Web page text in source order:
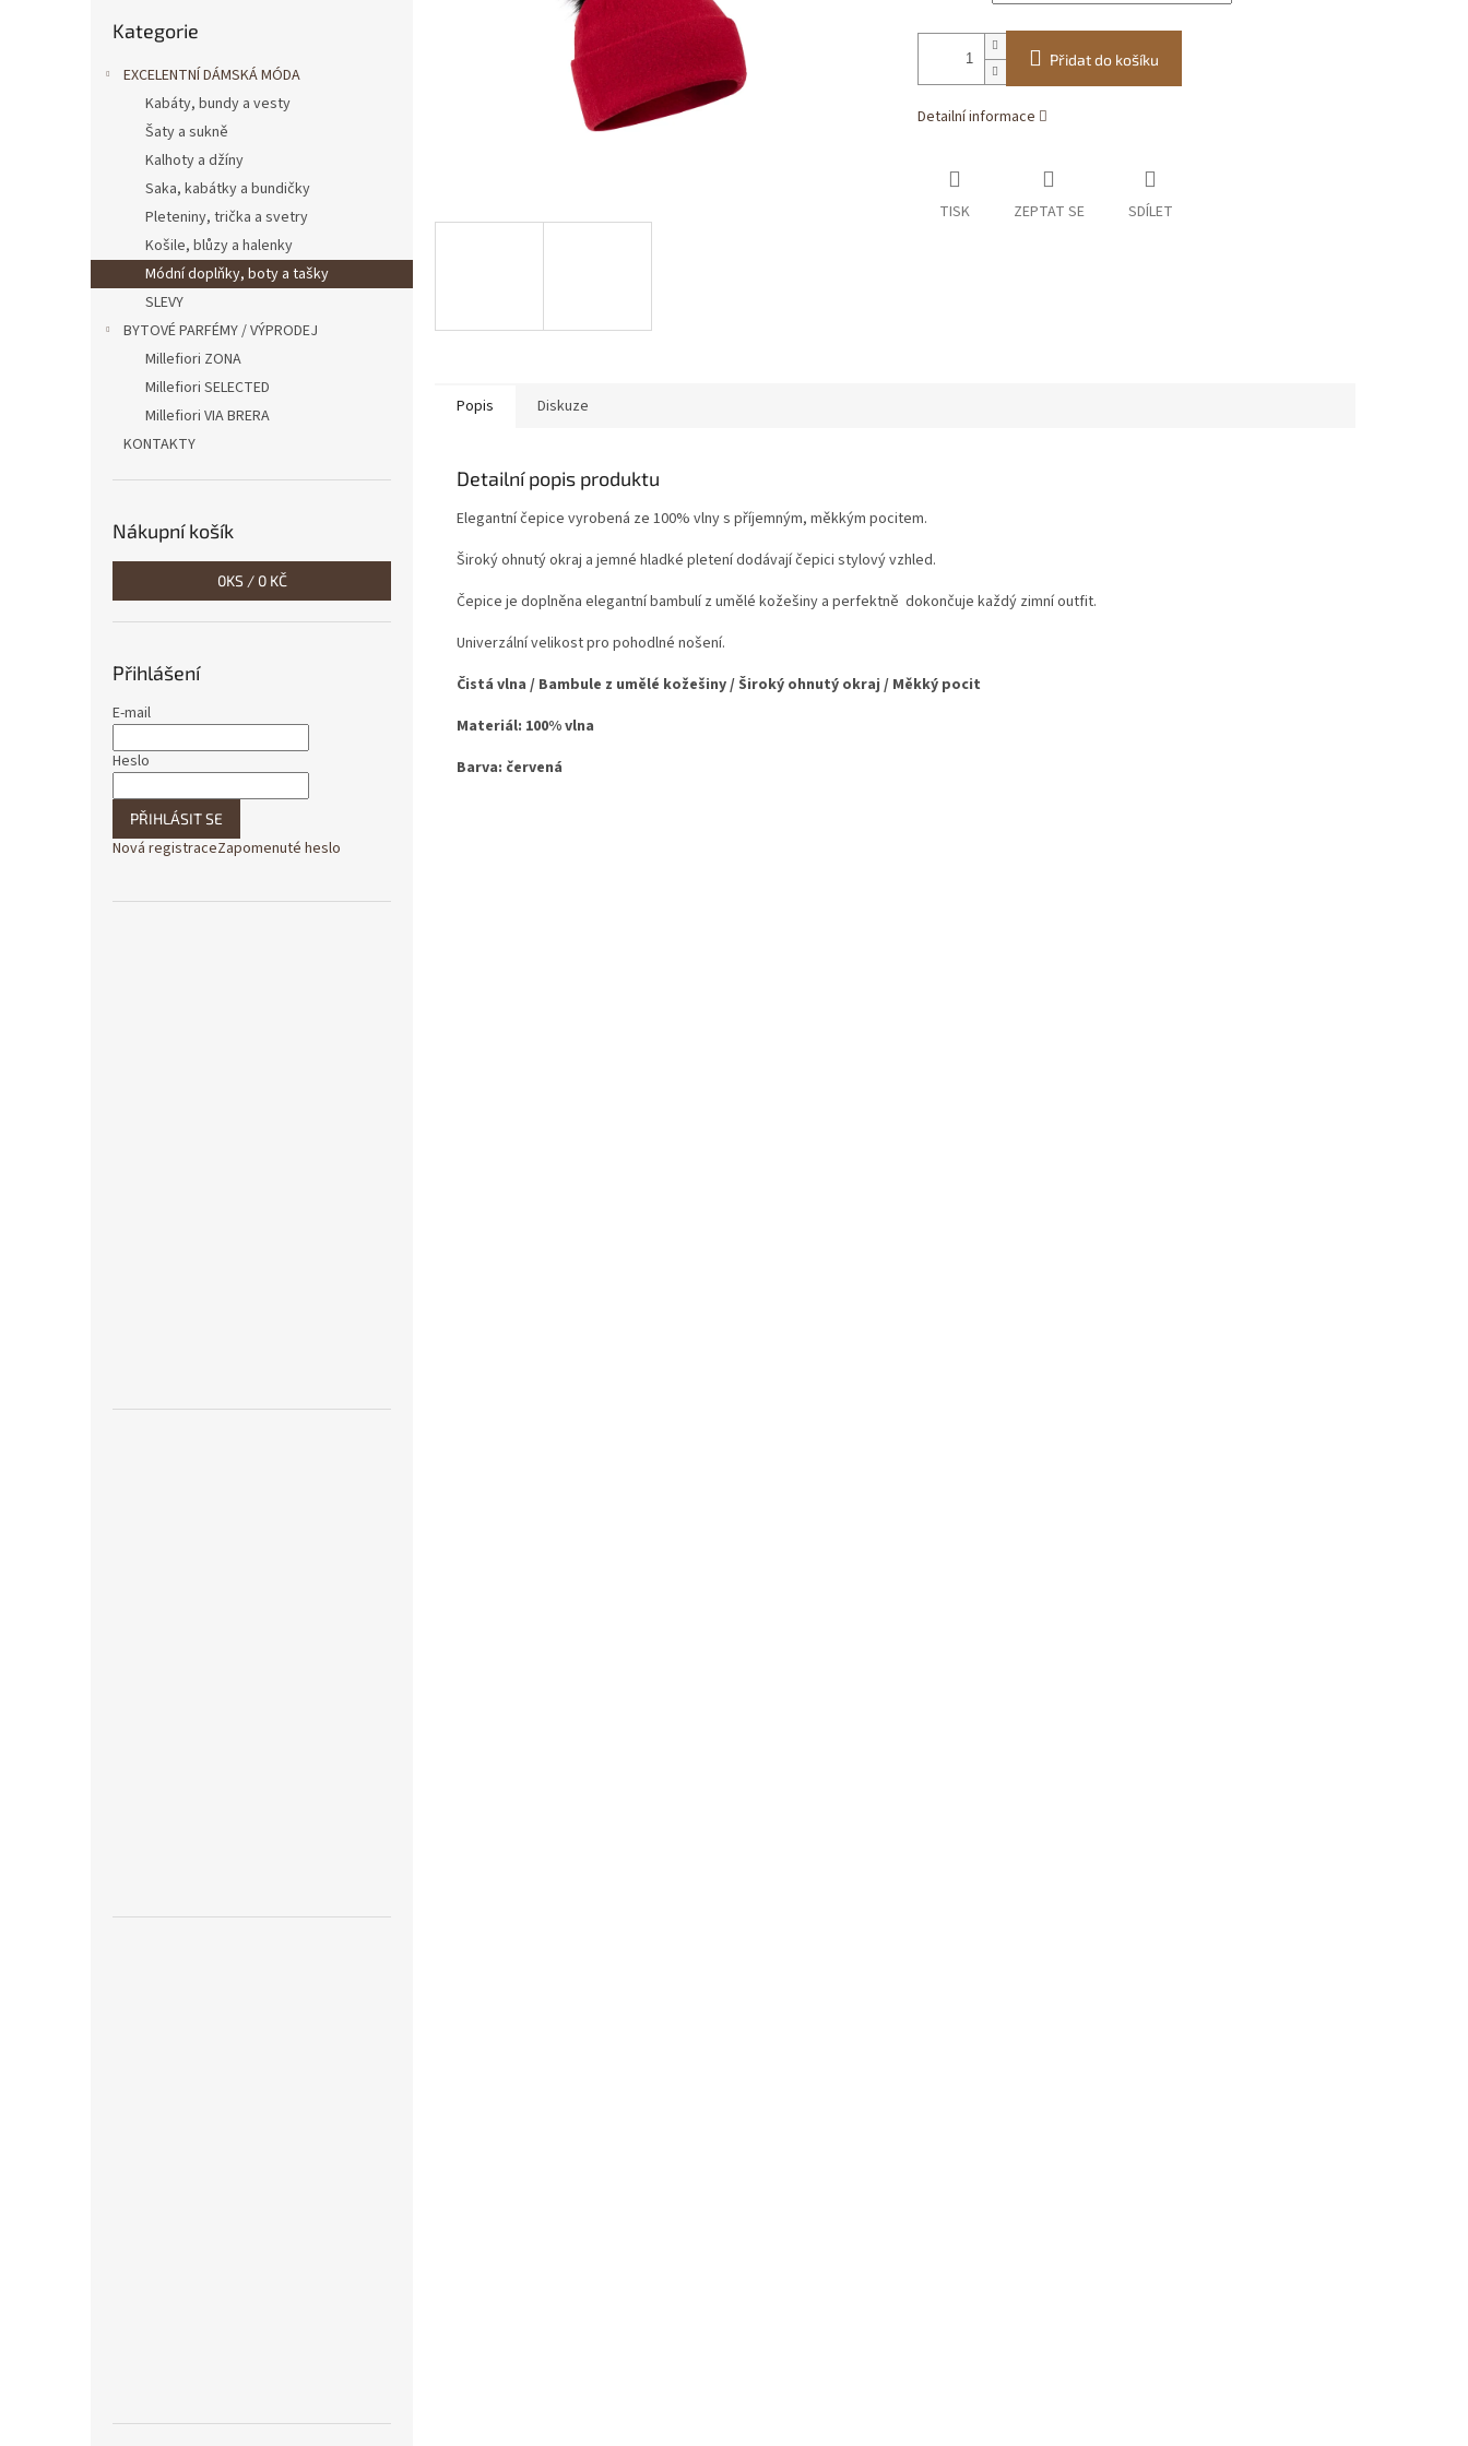
kategorie
Kategorie
EXCELENTNÍ DÁMSKÁ MÓDA
Kabáty, bundy a vesty
Šaty a sukně
Kalhoty a džíny
Saka, kabátky a bundičky
Pleteniny, trička a svetry
Košile, blůzy a halenky
Módní doplňky, boty a tašky
SLEVY
BYTOVÉ PARFÉMY / VÝPRODEJ
Millefiori ZONA
Millefiori SELECTED
Millefiori VIA BRERA
KONTAKTY
Nákupní košík
0KS / 0 KČ
Přihlášení
E-mail
Heslo
PŘIHLÁSIT SE
Nová registraceZapomenuté heslo
Přidat do košíku
Detailní informace
TISK ZEPTAT SE SDÍLET
Popis Diskuze
Detailní popis produktu
Elegantní čepice vyrobená ze 100% vlny s příjemným, měkkým pocitem.
Široký ohnutý okraj a jemné hladké pletení dodávají čepici stylový vzhled.
Čepice je doplněna elegantní bambulí z umělé kožešiny a perfektně dokončuje každý zimní outfit.
Univerzální velikost pro pohodlné nošení.
Čistá vlna / Bambule z umělé kožešiny / Široký ohnutý okraj / Měkký pocit
Materiál: 100% vlna
Barva: červená